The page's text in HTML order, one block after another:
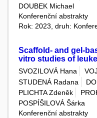
DOUBEK Michael
Konferenční abstrakty
Rok: 2023, druh:
Scaffold- and gel-
vitro studies of
SVOZILOVÁ Hana
STUDENÁ Radana
PLICHTA Zdeněk
POSPÍŠILOVÁ Šárka
Konferenční abstrakty